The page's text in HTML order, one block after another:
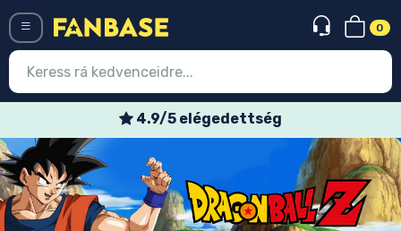
0
4.9/5 elégedettség
Belépés Regisztráció
Legújabb cuccok